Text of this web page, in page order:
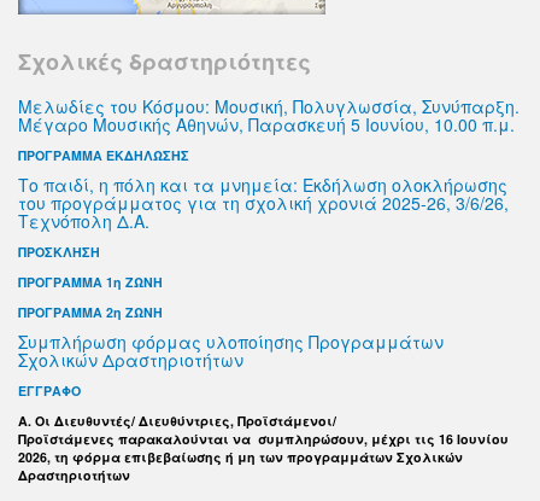
Σχολικές δραστηριότητες
Μελωδίες του Κόσμου: Μουσική, Πολυγλωσσία, Συνύπαρξη.
Μέγαρο Μουσικής Αθηνών, Παρασκευή 5 Ιουνίου, 10.00 π.μ.
ΠΡΟΓΡΑΜΜΑ ΕΚΔΗΛΩΣΗΣ
Το παιδί, η πόλη και τα μνημεία: Εκδήλωση ολοκλήρωσης
του προγράμματος για τη σχολική χρονιά 2025-26, 3/6/26,
Τεχνόπολη Δ.Α.
ΠΡΟΣΚΛΗΣΗ
ΠΡΟΓΡΑΜΜΑ 1η ΖΩΝΗ
ΠΡΟΓΡΑΜΜΑ 2η ΖΩΝΗ
Συμπλήρωση φόρμας υλοποίησης Προγραμμάτων
Σχολικών Δραστηριοτήτων
ΕΓΓΡΑΦΟ
Α. Οι Διευθυντές/ Διευθύντριες, Προϊστάμενοι/
Προϊστάμενες παρακαλούνται να συμπληρώσουν, μέχρι τις 16 Ιουνίου
2026, τη φόρμα επιβεβαίωσης ή μη των προγραμμάτων Σχολικών
Δραστηριοτήτων